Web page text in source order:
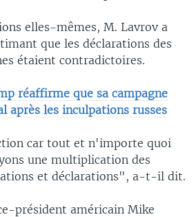
elles-mêmes, M. Lavrov a
que les déclarations des
étaient contradictoires.
réaffirme que sa campagne
après les inculpations russes
car tout et n'importe quoi
une multiplication des
et déclarations", a-t-il dit.
président américain Mike